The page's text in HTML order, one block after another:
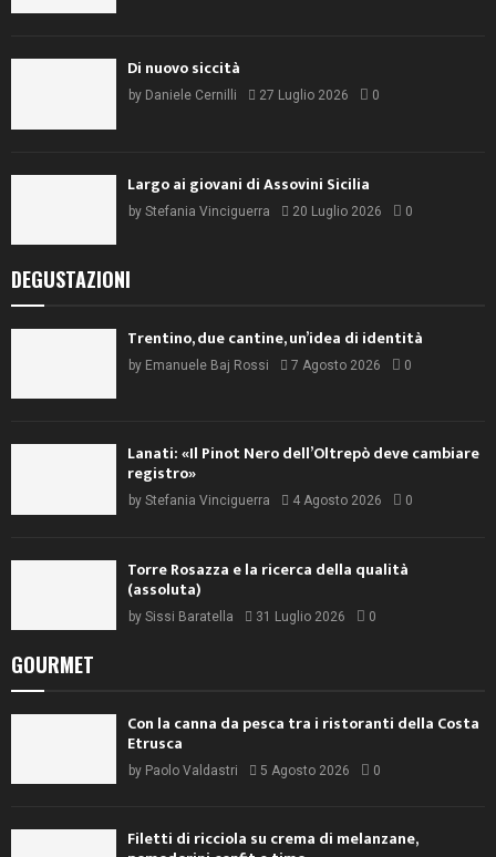
Di nuovo siccità
by Daniele Cernilli 27 Luglio 2026 0
Largo ai giovani di Assovini Sicilia
by Stefania Vinciguerra 20 Luglio 2026 0
DEGUSTAZIONI
Trentino, due cantine, un’idea di identità
by Emanuele Baj Rossi 7 Agosto 2026 0
Lanati: «Il Pinot Nero dell’Oltrepò deve cambiare
registro»
by Stefania Vinciguerra 4 Agosto 2026 0
Torre Rosazza e la ricerca della qualità
(assoluta)
by Sissi Baratella 31 Luglio 2026 0
GOURMET
Con la canna da pesca tra i ristoranti della Costa
Etrusca
by Paolo Valdastri 5 Agosto 2026 0
Filetti di ricciola su crema di melanzane,